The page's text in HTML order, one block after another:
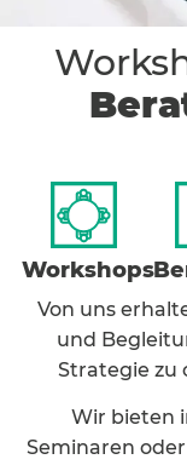
Workshops
Von uns
und
Strategie zu
Wir bieten
Seminaren